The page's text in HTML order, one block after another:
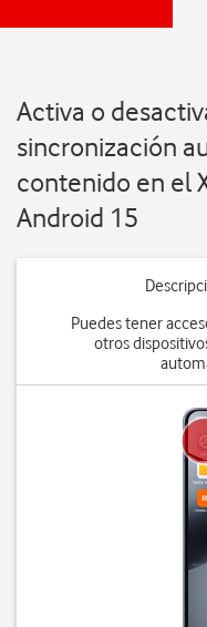
Activa o
sincronización
contenido en el
Android 15
Puedes tener
otros